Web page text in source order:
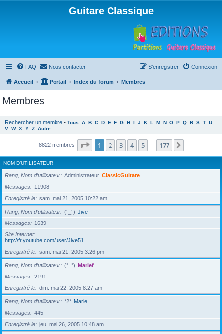
Guitare Classique
FAQ Nous contacter Connexion
S’enregistrer
Accueil Portail Index du forum Membres
Membres
Rechercher un membre • Tous A B C D E F G H I J K L M N O P Q R S T U
V W X Y Z Autre
8822 membres Page 1sur177
1 2 3 4 5 177
NOM D’UTILISATEUR
Rang, Nom d’utilisateur Administrateur ClassicGuitare
Messages
11908
Enregistré le
sam. mai 21, 2005 10:22 am
Rang, Nom d’utilisateur (°_°) Jive
Messages
1639
Site Internet
http://fr.youtube.com/user/Jive51
Enregistré le
sam. mai 21, 2005 3:26 pm
Rang, Nom d’utilisateur (°_°) Marief
Messages
2191
Enregistré le
dim. mai 22, 2005 8:27 am
Rang, Nom d’utilisateur *2* Marie
Messages
445
Enregistré le
jeu. mai 26, 2005 10:48 am